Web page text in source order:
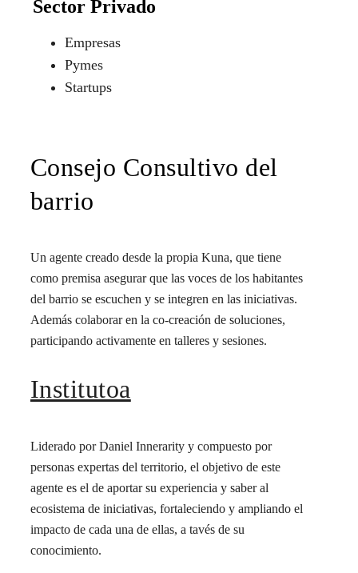
Sector Privado
Empresas
Pymes
Startups
Consejo Consultivo del
barrio
Un agente creado desde la propia Kuna, que tiene
como premisa asegurar que las voces de los habitantes
del barrio se escuchen y se integren en las iniciativas.
Además colaborar en la co-creación de soluciones,
participando activamente en talleres y sesiones.
Institutoa
Liderado por Daniel Innerarity y compuesto por
personas expertas del territorio, el objetivo de este
agente es el de aportar su experiencia y saber al
ecosistema de iniciativas, fortaleciendo y ampliando el
impacto de cada una de ellas, a tavés de su
conocimiento.